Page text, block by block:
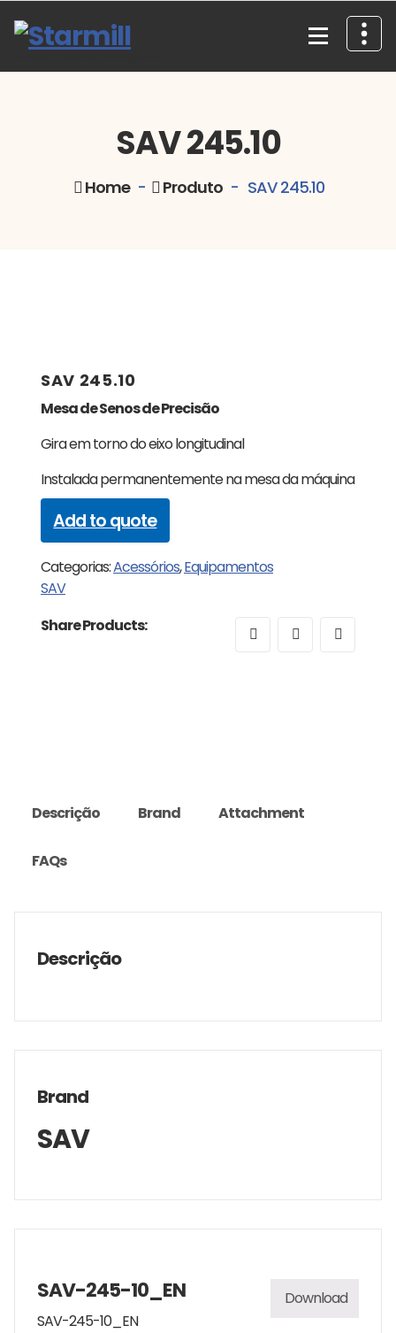
content
SAV 245.10
Home- Produto - SAV 245.10
SAV 245.10
Mesa de Senos de Precisão
Gira em torno do eixo longitudinal
Instalada permanentemente na mesa da máquina
Add to quote
Categorias:Acessórios,Equipamentos
SAV
Share Products:
Descrição Brand Attachment
FAQs
Descrição
Brand
SAV
SAV-245-10_EN
Download
SAV-245-10_EN